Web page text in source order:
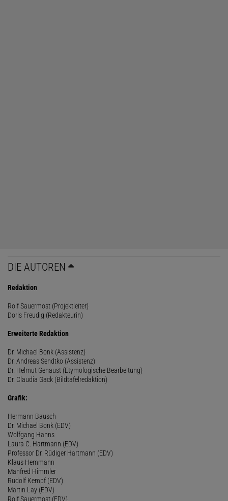
DIE AUTOREN
Redaktion
Rolf Sauermost (Projektleiter)
Doris Freudig (Redakteurin)
Erweiterte Redaktion
Dr. Michael Bonk (Assistenz)
Dr. Andreas Sendtko (Assistenz)
Dr. Helmut Genaust (Etymologische Bearbeitung)
Dr. Claudia Gack (Bildtafelredaktion)
Grafik:
Hermann Bausch
Dr. Michael Bonk (EDV)
Wolfgang Hanns
Laura C. Hartmann (EDV)
Professor Dr. Rüdiger Hartmann (EDV)
Klaus Hemmann
Manfred Himmler
Rudolf Kempf (EDV)
Martin Lay (EDV)
Rolf Sauermost (EDV)